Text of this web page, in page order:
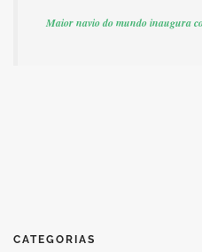
Maior navio do mundo inaugura
CATEGORIAS